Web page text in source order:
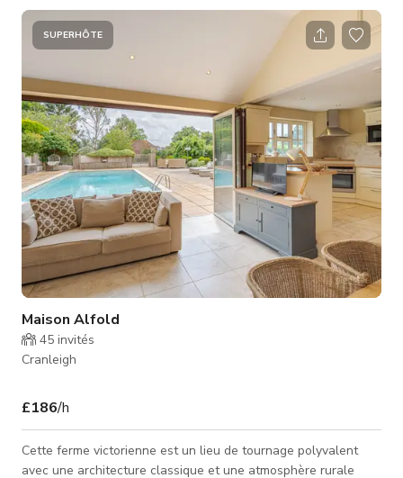
privé
SUPERHÔTE
Maison Alfold
45 invités
Cranleigh
£186/h
Cette ferme victorienne est un lieu de tournage polyvalent
avec une architecture classique et une atmosphère rurale